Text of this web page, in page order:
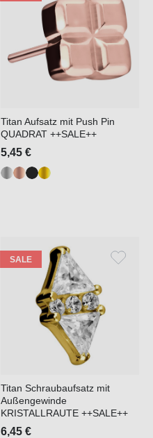
Titan Aufsatz mit Push Pin
QUADRAT ++SALE++
5,45 €
SALE
Titan Schraubaufsatz mit
Außengewinde
KRISTALLRAUTE ++SALE++
6,45 €